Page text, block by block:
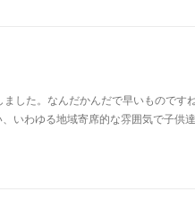
した。なんだかんだで早いものです
いわゆる地域寄席的な雰囲気で子供